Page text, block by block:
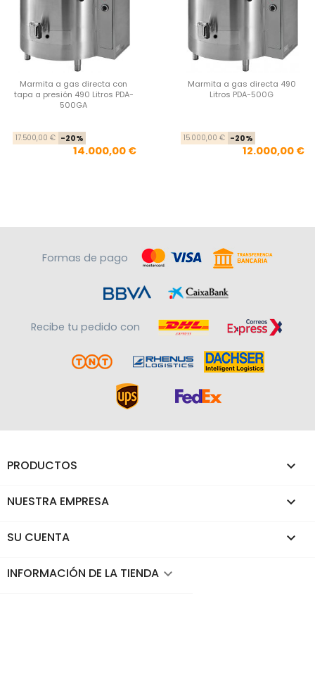
Marmita a gas directa con
tapa a presión 490 Litros PDA-
500GA
Precio base
17.500,00 € -20%
14.000,00 €
Marmita a gas directa 490
Litros PDA-500G
15.000,00 € -20%
12.000,00 €
Formas de pago
Recibe tu pedido con
PRODUCTOS 
NUESTRA EMPRESA 
SU CUENTA 
INFORMACIÓN DE LA TIENDA keyboard_arrow_down